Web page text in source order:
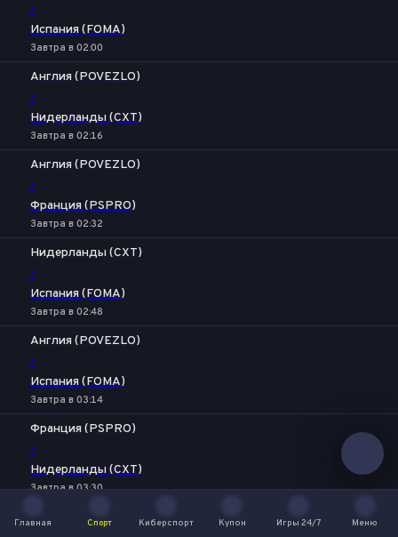
-
Испания (FOMA)
Завтра в 02:00
Англия (POVEZLO)
-
Нидерланды (CXT)
Завтра в 02:16
Англия (POVEZLO)
-
Франция (PSPRO)
Завтра в 02:32
Нидерланды (CXT)
-
Испания (FOMA)
Завтра в 02:48
Англия (POVEZLO)
-
Испания (FOMA)
Завтра в 03:14
Франция (PSPRO)
-
Нидерланды (CXT)
Завтра в 03:30
Нидерланды (CXT)
Главная
Спорт
Киберспорт
Купон
Игры 24/7
Меню